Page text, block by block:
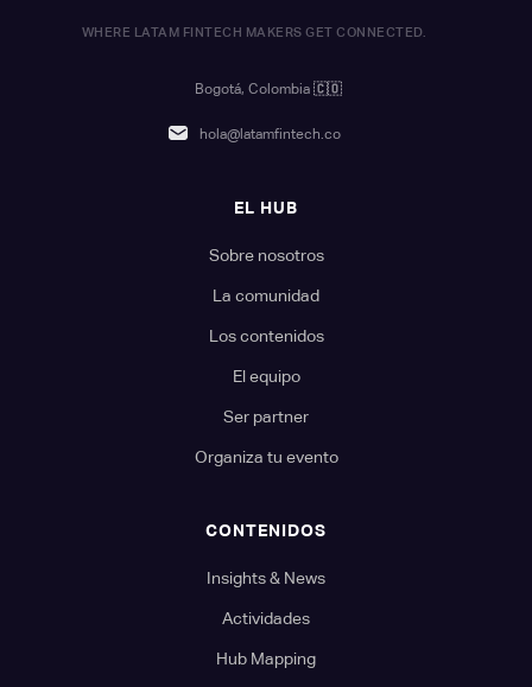
WHERE LATAM FINTECH MAKERS GET CONNECTED.
Bogotá, Colombia 🇨🇴
hola@latamfintech.co
EL HUB
Sobre nosotros
La comunidad
Los contenidos
El equipo
Ser partner
Organiza tu evento
CONTENIDOS
Insights & News
Actividades
Hub Mapping